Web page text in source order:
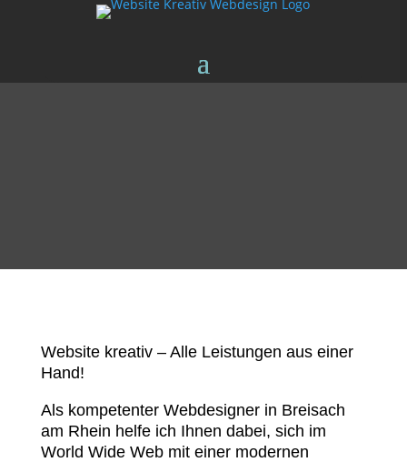
Website kreativ – Alle Leistungen aus einer
Hand!
Als kompetenter Webdesigner in Breisach
am Rhein helfe ich Ihnen dabei, sich im
World Wide Web mit einer modernen